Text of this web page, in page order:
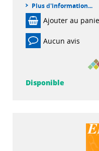
Plus d'information...
Ajouter au
Aucun avis
Disponible